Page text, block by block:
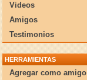
Videos
Amigos
Testimonios
HERRAMIENTAS
Agregar como amigo